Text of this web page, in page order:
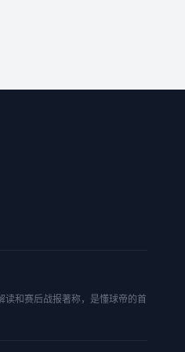
读和赛后战报著称，是懂球帝的首